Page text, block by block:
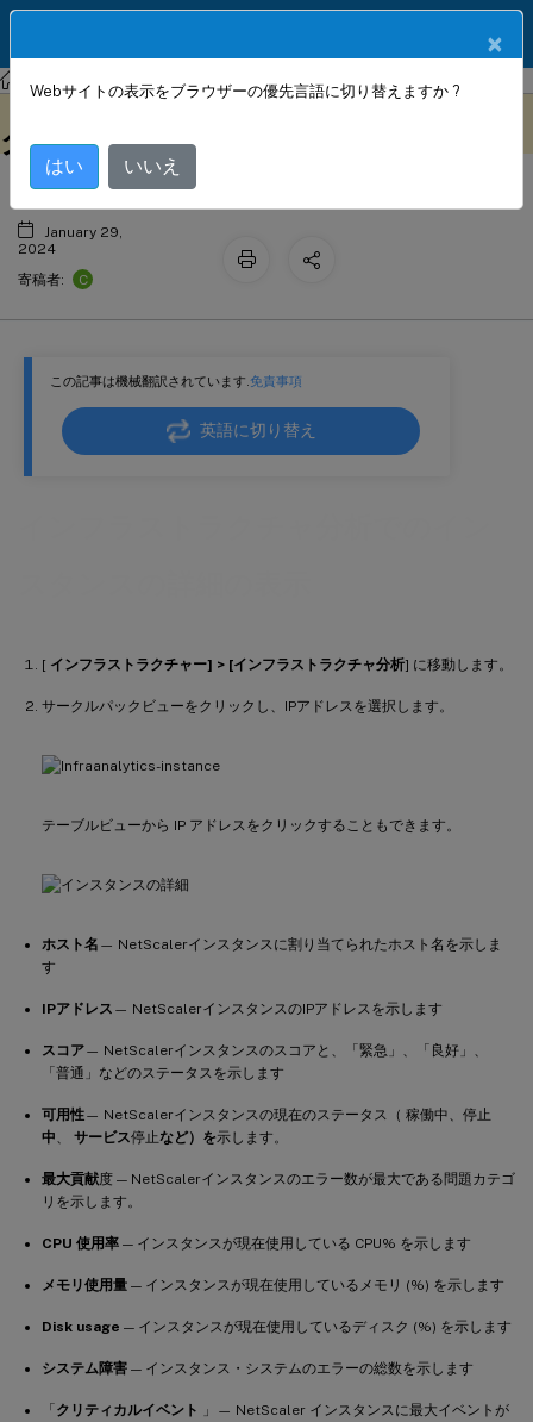
NetScaler Console サービス
この記事は機械翻訳されています.免責事項
英語に切り替え
[ インフラストラクチャー] > [インフラストラクチャ分析] に移動します。
サークルパックビューをクリックし、IPアドレスを選択します。
テーブルビューから IP アドレスをクリックすることもできます。
ホスト名 — NetScalerインスタンスに割り当てられたホスト名を示しま
す
IPアドレス — NetScalerインスタンスのIPアドレスを示します
スコア— NetScalerインスタンスのスコアと、「緊急」、「良好」、
「普通」などのステータスを示します
可用性— NetScalerインスタンスの現在のステータス（ 稼働中、停止
中
サービス停止など）を示します。
最大貢献度 — NetScalerインスタンスのエラー数が最大である問題カテゴ
リを示します。
CPU 使用率 — インスタンスが現在使用している CPU% を示します
メモリ使用量 — インスタンスが現在使用しているメモリ (%) を示します
Disk usage — インスタンスが現在使用しているディスク (%) を示します
システム障害 — インスタンス・システムのエラーの総数を示します
「クリティカルイベント
」— NetScaler インスタンスに最大イベントが
インフラストラクチャ分析でのインス
タンスの詳細の表示
January 29,
2024
寄稿者:
C
×
Webサイトの表示をブラウザーの優先言語に切り替えますか ?
はい いいえ